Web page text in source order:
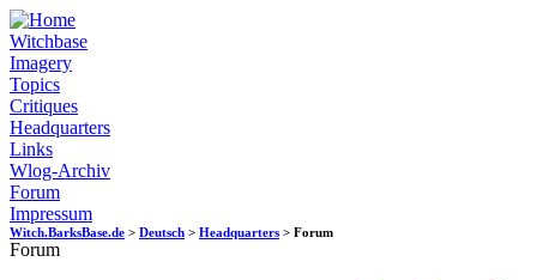
Witchbase
Imagery
Topics
Critiques
Headquarters
Links
Wlog-Archiv
Forum
Impressum
Witch.BarksBase.de > Deutsch > Headquarters > Forum
Forum